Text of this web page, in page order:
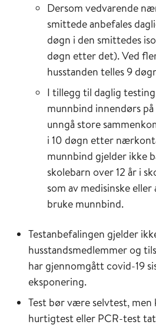
Dersom vedvarende
smittede anbefales
døgn i den smittedes
døgn etter det). Ved
husstanden telles 9
I tillegg til daglig
munnbind innendørs
unngå store
i 10 døgn etter
munnbind gjelder ikke
skolebarn over 12 år i
som av medisinske
bruke munnbind.
Testanbefalingen gjelder
husstandsmedlemmer og
har gjennomgått covid-19
eksponering.
Test bør være selvtest, men
hurtigtest eller PCR-test